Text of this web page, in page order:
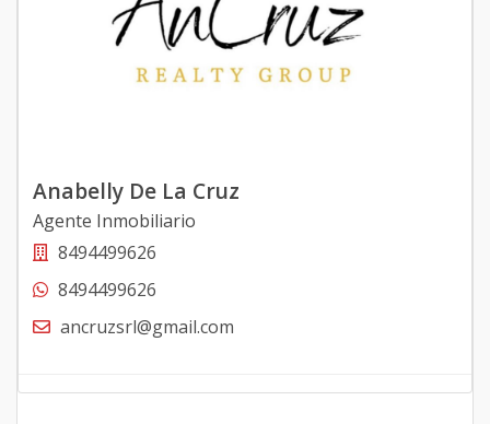
Anabelly De La Cruz
Agente Inmobiliario
8494499626
8494499626
ancruzsrl@gmail.com